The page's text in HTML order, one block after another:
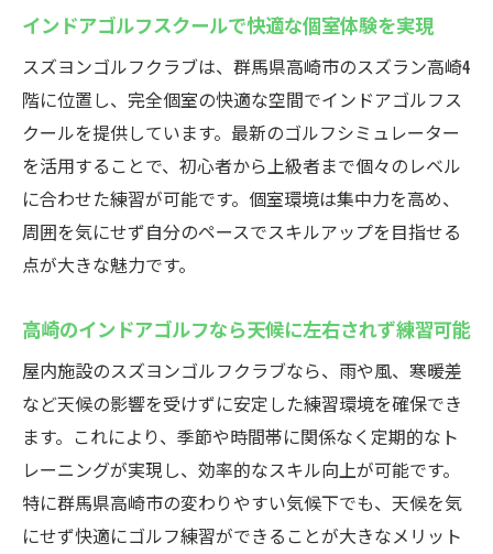
インドアゴルフスクールで快適な個室体験を実現
スズヨンゴルフクラブは、群馬県高崎市のスズラン高崎4
階に位置し、完全個室の快適な空間でインドアゴルフス
クールを提供しています。最新のゴルフシミュレーター
を活用することで、初心者から上級者まで個々のレベル
に合わせた練習が可能です。個室環境は集中力を高め、
周囲を気にせず自分のペースでスキルアップを目指せる
点が大きな魅力です。
高崎のインドアゴルフなら天候に左右されず練習可能
屋内施設のスズヨンゴルフクラブなら、雨や風、寒暖差
など天候の影響を受けずに安定した練習環境を確保でき
ます。これにより、季節や時間帯に関係なく定期的なト
レーニングが実現し、効率的なスキル向上が可能です。
特に群馬県高崎市の変わりやすい気候下でも、天候を気
にせず快適にゴルフ練習ができることが大きなメリット